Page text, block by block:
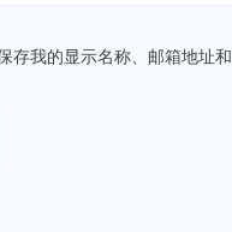
存我的显示名称、邮箱地址